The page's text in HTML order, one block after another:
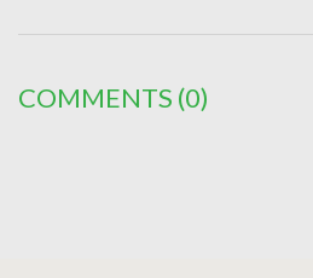
COMMENTS (0)